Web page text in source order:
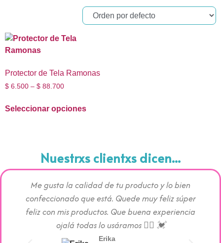
Protector de Tela Ramonas
$ 6.500 – $ 88.700
Seleccionar opciones
Nuestrxs clientxs dicen...
Me gusta la calidad de tu producto y lo bien
confeccionado que está. Quede muy feliz súper
feliz con mis productos. Que buena experiencia
ojalá todas lo usáramos 👯‍♀️ 💓
Erika